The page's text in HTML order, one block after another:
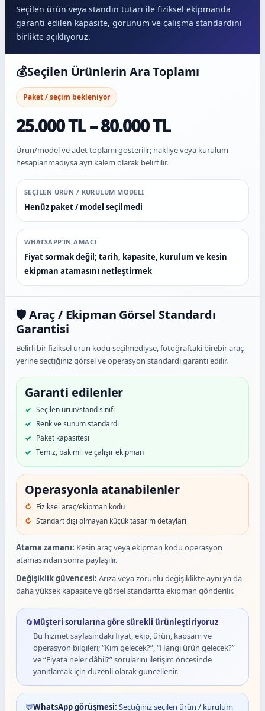
Seçilen ürün veya standın tutarı ile fiziksel ekipmanda
garanti edilen kapasite, görünüm ve çalışma standardını
birlikte açıklıyoruz.
💰Seçilen Ürünlerin Ara Toplamı
Paket / seçim bekleniyor
25.000 TL – 80.000 TL
Ürün/model ve adet toplamı gösterilir; nakliye veya kurulum
hesaplanmadıysa ayrı kalem olarak belirtilir.
SEÇILEN ÜRÜN / KURULUM MODELI
Henüz paket / model seçilmedi
WHATSAPP’IN AMACI
Fiyat sormak değil; tarih, kapasite, kurulum ve kesin
ekipman atamasını netleştirmek
🛡️ Araç / Ekipman Görsel Standardı
Garantisi
Belirli bir fiziksel ürün kodu seçilmediyse, fotoğraftaki birebir araç
yerine seçtiğiniz görsel ve operasyon standardı garanti edilir.
Garanti edilenler
Seçilen ürün/stand sınıfı
Renk ve sunum standardı
Paket kapasitesi
Temiz, bakımlı ve çalışır ekipman
Operasyonla atanabilenler
Fiziksel araç/ekipman kodu
Standart dışı olmayan küçük tasarım detayları
Atama zamanı: Kesin araç veya ekipman kodu operasyon
atamasından sonra paylaşılır.
Değişiklik güvencesi: Arıza veya zorunlu değişiklikte aynı ya da
daha yüksek kapasite ve görsel standartta ekipman gönderilir.
🔄Müşteri sorularına göre sürekli ürünleştiriyoruz
Bu hizmet sayfasındaki fiyat, ekip, ürün, kapsam ve
operasyon bilgileri; “Kim gelecek?”, “Hangi ürün gelecek?”
ve “Fiyata neler dâhil?” sorularını iletişim öncesinde
yanıtlamak için düzenli olarak güncellenir.
💬WhatsApp görüşmesi: Seçtiğiniz seçilen ürün / kurulum